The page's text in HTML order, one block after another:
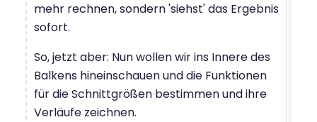
mehr rechnen, sondern 'siehst' das Ergebnis
sofort.
So, jetzt aber: Nun wollen wir ins Innere des
Balkens hineinschauen und die Funktionen
für die Schnittgrößen bestimmen und ihre
Verläufe zeichnen.